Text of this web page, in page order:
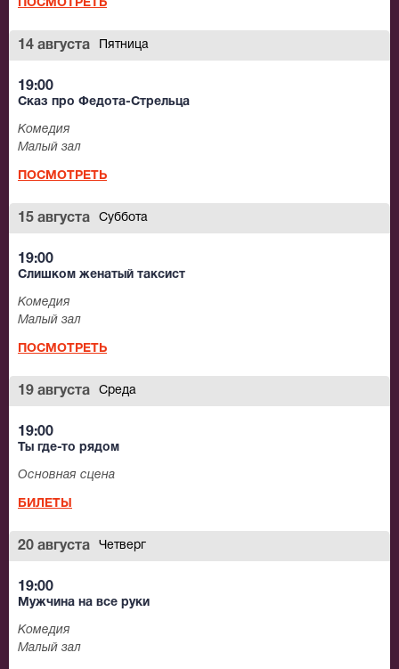
ПОСМОТРЕТЬ
14 августа Пятница
19:00
Сказ про Федота-Стрельца
Комедия
Малый зал
ПОСМОТРЕТЬ
15 августа Суббота
19:00
Слишком женатый таксист
Комедия
Малый зал
ПОСМОТРЕТЬ
19 августа Среда
19:00
Ты где-то рядом
Основная сцена
БИЛЕТЫ
20 августа Четверг
19:00
Мужчина на все руки
Комедия
Малый зал